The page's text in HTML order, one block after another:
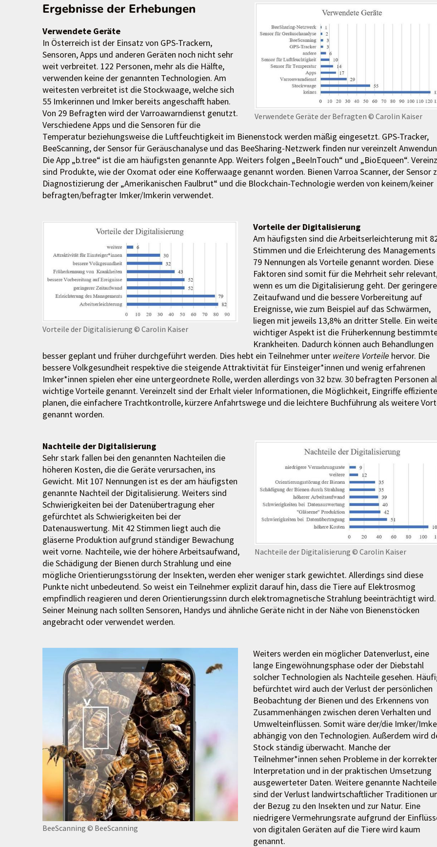
Verwendete Geräte der Befragten © Carolin Kaiser
Ergebnisse der Erhebungen
Verwendete Geräte
In Österreich ist der Einsatz von GPS-Trackern,
Sensoren, Apps und anderen Geräten noch nicht sehr
weit verbreitet. 122 Personen, mehr als die Hälfte,
verwenden keine der genannten Technologien. Am
weitesten verbreitet ist die Stockwaage, welche sich
55 Imkerinnen und Imker bereits angeschafft haben.
Von 29 Befragten wird der Varroawarndienst genutzt.
Verschiedene Apps und die Sensoren für die
Temperatur beziehungsweise die Luftfeuchtigkeit im Bienenstock werden mäßig eingesetzt. GPS-Tracker,
BeeScanning, der Sensor für Geräuschanalyse und das BeeSharing-Netzwerk finden nur vereinzelt
Die App „b.tree“ ist die am häufigsten genannte App. Weiters folgen „BeeInTouch“ und „BioEqueen“.
sind Produkte, wie der Oxomat oder eine Kofferwaage genannt worden. Bienen Varroa Scanner, der Sensor
Diagnostizierung der „Amerikanischen Faulbrut“ und die Blockchain-Technologie werden von keinem/keiner
befragten/befragter Imker/Imkerin verwendet.
Vorteile der Digitalisierung © Carolin Kaiser
Vorteile der Digitalisierung
Am häufigsten sind die Arbeitserleichterung mit
Stimmen und die Erleichterung des
79 Nennungen als Vorteile genannt worden. Diese
Faktoren sind somit für die Mehrheit sehr
wenn es um die Digitalisierung geht. Der geringere
Zeitaufwand und die bessere Vorbereitung auf
Ereignisse, wie zum Beispiel auf das Schwärmen,
liegen mit jeweils 13,8% an dritter Stelle. Ein
wichtiger Aspekt ist die Früherkennung
Krankheiten. Dadurch können auch Behandlungen
besser geplant und früher durchgeführt werden. Dies hebt ein Teilnehmer unter weitere Vorteile hervor. Die
bessere Volkgesundheit respektive die steigende Attraktivität für Einsteiger*innen und wenig erfahrenen
Imker*innen spielen eher eine untergeordnete Rolle, werden allerdings von 32 bzw. 30 befragten Personen
wichtige Vorteile genannt. Vereinzelt sind der Erhalt vieler Informationen, die Möglichkeit, Eingriffe
planen, die einfachere Trachtkontrolle, kürzere Anfahrtswege und die leichtere Buchführung als weitere
genannt worden.
Nachteile der Digitalisierung © Carolin Kaiser
Nachteile der Digitalisierung
Sehr stark fallen bei den genannten Nachteilen die
höheren Kosten, die die Geräte verursachen, ins
Gewicht. Mit 107 Nennungen ist es der am häufigsten
genannte Nachteil der Digitalisierung. Weiters sind
Schwierigkeiten bei der Datenübertragung eher
gefürchtet als Schwierigkeiten bei der
Datenauswertung. Mit 42 Stimmen liegt auch die
gläserne Produktion aufgrund ständiger Bewachung
weit vorne. Nachteile, wie der höhere Arbeitsaufwand,
die Schädigung der Bienen durch Strahlung und eine
mögliche Orientierungsstörung der Insekten, werden eher weniger stark gewichtet. Allerdings sind diese
Punkte nicht unbedeutend. So weist ein Teilnehmer explizit darauf hin, dass die Tiere auf Elektrosmog
empfindlich reagieren und deren Orientierungssinn durch elektromagnetische Strahlung beeinträchtigt wird.
Seiner Meinung nach sollten Sensoren, Handys und ähnliche Geräte nicht in der Nähe von Bienenstöcken
angebracht oder verwendet werden.
BeeScanning © BeeScanning
Weiters werden ein möglicher Datenverlust, eine
lange Eingewöhnungsphase oder der Diebstahl
solcher Technologien als Nachteile gesehen.
befürchtet wird auch der Verlust der persönlichen
Beobachtung der Bienen und des Erkennens von
Zusammenhängen zwischen deren Verhalten und
Umwelteinflüssen. Somit wäre der/die Imker/
abhängig von den Technologien. Außerdem wird
Stock ständig überwacht. Manche der
Teilnehmer*innen sehen Probleme in der
Interpretation und in der praktischen Umsetzung
ausgewerteter Daten. Weitere genannte Nachteile
sind der Verlust landwirtschaftlicher Traditionen
der Bezug zu den Insekten und zur Natur. Eine
niedrigere Vermehrungsrate aufgrund der
von digitalen Geräten auf die Tiere wird kaum
genannt.